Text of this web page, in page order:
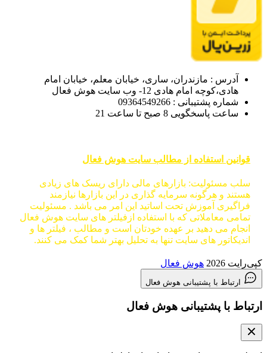
آدرس : مازندران، ساری، خیابان معلم، خیابان امام
هادی،کوچه امام هادی 12- وب سایت هوش فعال
شماره پشتیبانی : 09364549266
ساعت پاسخگویی 8 صبح تا ساعت 21
قوانین استفاده از مطالب سایت هوش فعال
سلب مسئولیت: بازارهای مالی دارای ریسک های زیادی
هستند و هرگونه سرمایه گذاری در این بازارها نیازمند
فراگیری آموزش تحت اساتید این امر می باشد . مسئولیت
تمامی معاملاتی که با استفاده ازفیلتر های سایت هوش فعال
انجام می دهید بر عهده خودتان است و مطالب ، فیلتر ها و
اندیکاتور های سایت تنها به تحلیل بهتر شما کمک می کنند.
کپی‌رایت 2026 هوش فعال
ارتباط با پشتیبانی هوش فعال
ارتباط با پشتیبانی هوش فعال